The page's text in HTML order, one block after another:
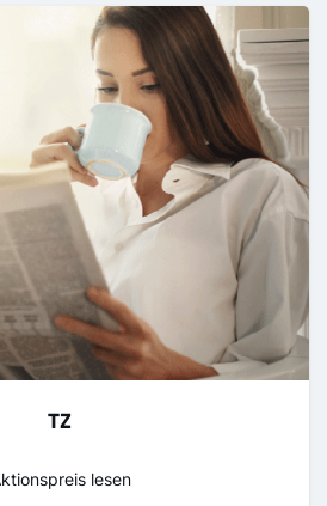
TZ
lesen